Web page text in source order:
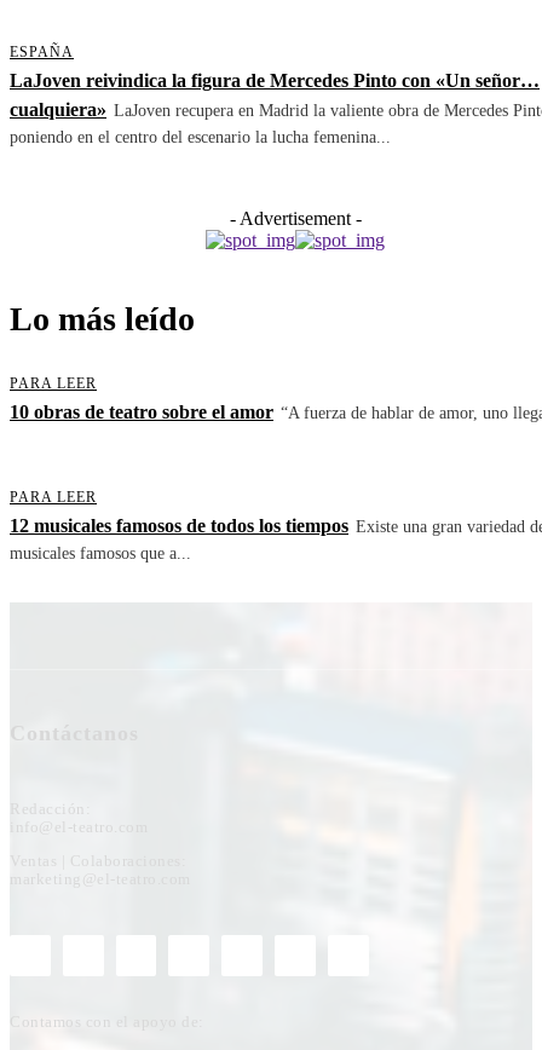
ESPAÑA
LaJoven reivindica la figura de Mercedes Pinto con «Un señor…
cualquiera» LaJoven recupera en Madrid la valiente obra de Mercedes
poniendo en el centro del escenario la lucha femenina...
- Advertisement -
Lo más leído
PARA LEER
10 obras de teatro sobre el amor “A fuerza de hablar de amor, uno
PARA LEER
12 musicales famosos de todos los tiempos Existe una gran variedad
musicales famosos que a...
Contáctanos
Redacción:
info@el-teatro.com
Ventas | Colaboraciones:
marketing@el-teatro.com
Contamos con el apoyo de: